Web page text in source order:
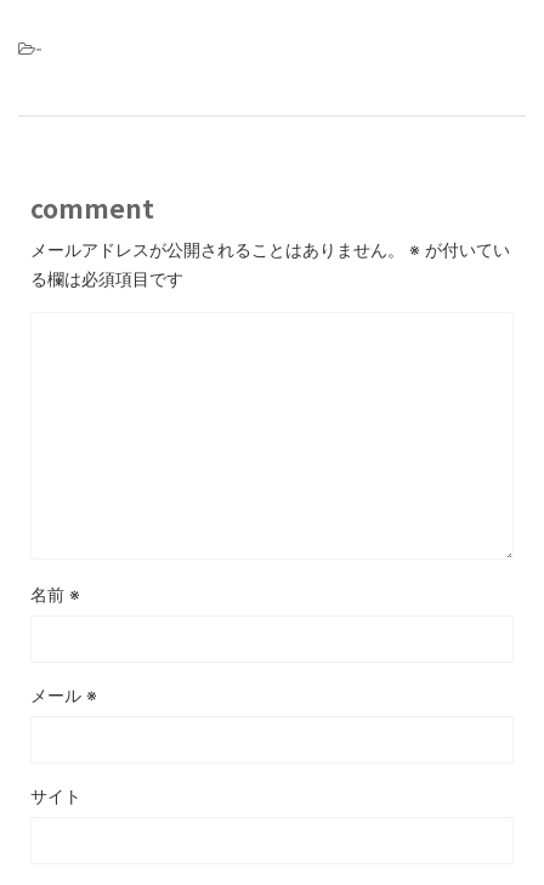
-
comment
メールアドレスが公開されることはありません。 ※ が付いてい
る欄は必須項目です
名前 ※
メール ※
サイト